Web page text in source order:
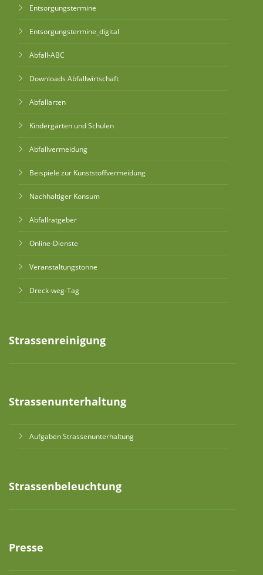
Entsorgungstermine
Entsorgungstermine_digital
Abfall-ABC
Downloads Abfallwirtschaft
Abfallarten
Kindergärten und Schulen
Abfallvermeidung
Beispiele zur Kunststoffvermeidung
Nachhaltiger Konsum
Abfallratgeber
Online-Dienste
Veranstaltungstonne
Dreck-weg-Tag
Strassenreinigung
Strassenunterhaltung
Aufgaben Strassenunterhaltung
Strassenbeleuchtung
Presse